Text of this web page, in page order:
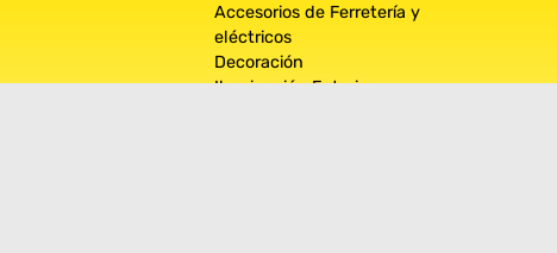
Accesorios de Ferretería y
eléctricos
Decoración
Iluminación Exterior